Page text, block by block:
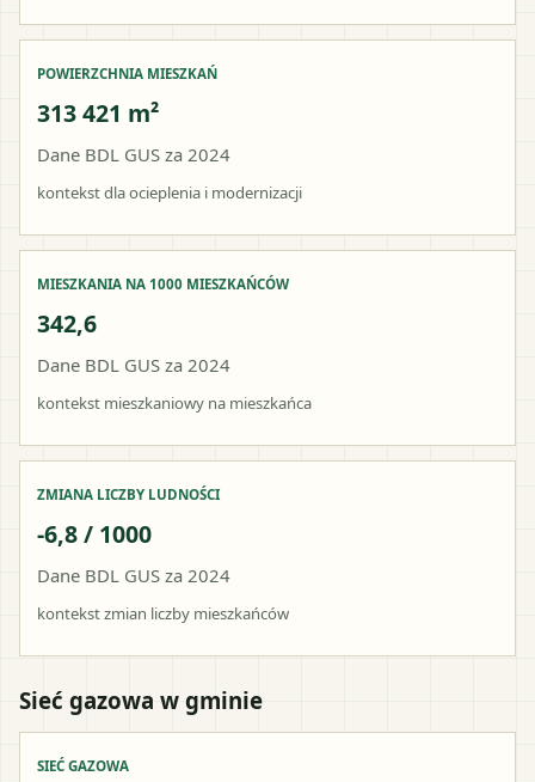
POWIERZCHNIA MIESZKAŃ
313 421 m²
Dane BDL GUS za 2024
kontekst dla ocieplenia i modernizacji
MIESZKANIA NA 1000 MIESZKAŃCÓW
342,6
Dane BDL GUS za 2024
kontekst mieszkaniowy na mieszkańca
ZMIANA LICZBY LUDNOŚCI
-6,8 / 1000
Dane BDL GUS za 2024
kontekst zmian liczby mieszkańców
Sieć gazowa w gminie
SIEĆ GAZOWA